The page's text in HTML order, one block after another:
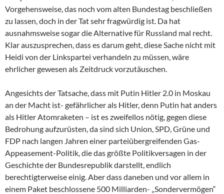
Vorgehensweise, das noch vom alten Bundestag beschließen
zu lassen, doch in der Tat sehr fragwürdig ist. Da hat
ausnahmsweise sogar die Alternative für Russland mal recht.
Klar auszusprechen, dass es darum geht, diese Sache nicht mit
Heidi von der Linkspartei verhandeln zu müssen, wäre
ehrlicher gewesen als Zeitdruck vorzutäuschen.
Angesichts der Tatsache, dass mit Putin Hitler 2.0 in Moskau
an der Macht ist- gefährlicher als Hitler, denn Putin hat anders
als Hitler Atomraketen – ist es zweifellos nötig, gegen diese
Bedrohung aufzurüsten, da sind sich Union, SPD, Grüne und
FDP nach langen Jahren einer parteiübergreifenden Gas-
Appeasement-Politik, die das größte Politikversagen in der
Geschichte der Bundesrepublik darstellt, endlich
berechtigterweise einig. Aber dass daneben und vor allem in
einem Paket beschlossene 500 Milliarden- „Sondervermögen“